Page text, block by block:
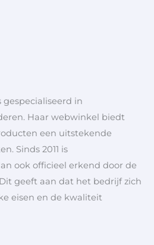
in
Haar webwinkel biedt
een uitstekende
Sinds 2011 is
ook officieel erkend door de
geeft aan dat het bedrijf zich
eisen en de kwaliteit